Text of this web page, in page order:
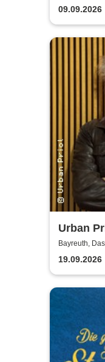
2026
09.09.2026
Urban
Bayreuth,
19.09.2026